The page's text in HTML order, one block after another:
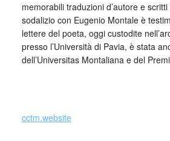
memorabili traduzioni d’autore e
sodalizio con Eugenio Montale è
lettere del poeta, oggi custodite
presso l’Università di Pavia, è stata
dell’Universitas Montaliana e del
cctm.website